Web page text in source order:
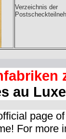
Verzeichnis der
au
page
For more